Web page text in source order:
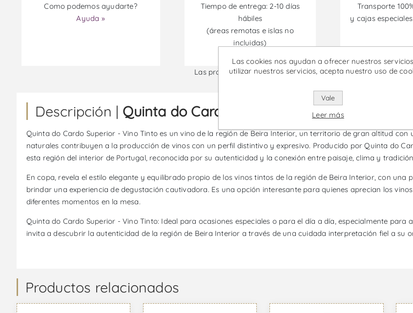
Como podemos ayudarte?
Ayuda »
Tiempo de entrega: 2-10 días
hábiles
(áreas remotas e islas no
incluidas)
Transporte
y cajas
Las promociones están disponibles desde el 30/06/2026
Descripción | Quinta do Cardo Superior - Vino Tinto
Quinta do Cardo Superior - Vino Tinto es un vino de la región de Beira Interior, un territorio de gran altitud
naturales contribuyen a la producción de vinos con un perfil distintivo y expresivo. Producido por Quinta do
esta región del interior de Portugal, reconocida por su autenticidad y la conexión entre paisaje, clima y
En copa, revela el estilo elegante y equilibrado propio de los vinos tintos de la región de Beira Interior, con
brindar una experiencia de degustación cautivadora. Es una opción interesante para quienes aprecian los
diferentes momentos en la mesa.
Quinta do Cardo Superior - Vino Tinto: Ideal para ocasiones especiales o para el día a día, especialmente
invita a descubrir la autenticidad de la región de Beira Interior a través de una cuidada interpretación fiel a su
Productos relacionados
Las cookies nos ayudan a ofrecer nuestros
utilizar nuestros servicios, acepta nuestro uso de
Vale
Leer más